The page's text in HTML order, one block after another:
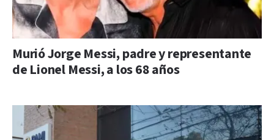
Murió Jorge Messi, padre y representante
de Lionel Messi, a los 68 años